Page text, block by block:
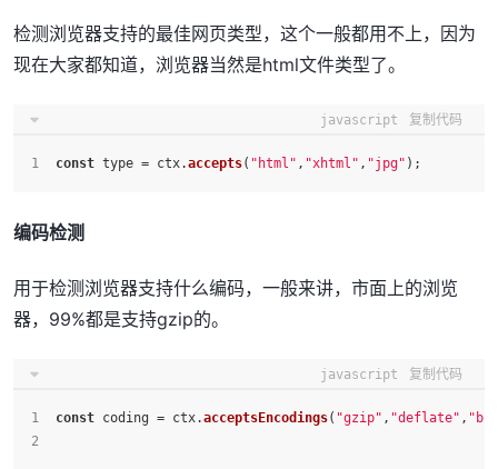
检测浏览器支持的最佳网页类型，这个一般都用不上，因为
现在大家都知道，浏览器当然是html文件类型了。
javascript 复制代码
const type = ctx.accepts( "html" , "xhtml" , "jpg" );
编码检测
用于检测浏览器支持什么编码，一般来讲，市面上的浏览
器，99%都是支持gzip的。
javascript 复制代码
const coding = ctx.acceptsEncodings( "gzip" , "deflate" , "bz"